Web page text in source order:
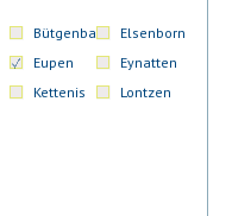
Bütgenbach
Elsenborn
Eupen
Eynatten
Kettenis
Lontzen